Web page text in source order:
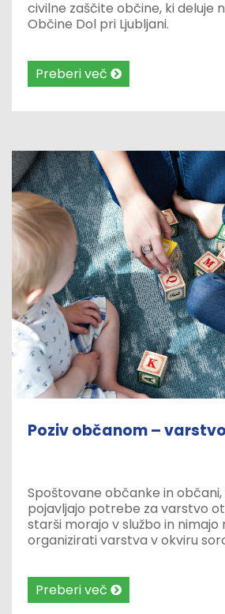
civilne zaščite občine, ki deluje
Občine Dol pri Ljubljani.
Preberi več
Poziv občanom –
Spoštovane občanke in občani,
pojavljajo potrebe za varstvo
starši morajo v službo in nimajo
organizirati varstva v okviru
Preberi več